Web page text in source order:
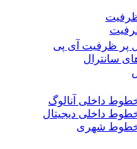
پر ظرفیت آی پی
سانترال
داخلی آنالوگ
داخلی دیجیتال
شهری